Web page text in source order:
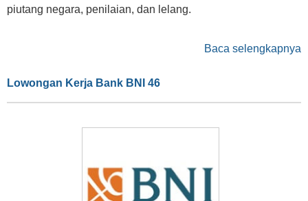
piutang negara, penilaian, dan lelang.
Baca selengkapnya
Lowongan Kerja Bank BNI 46